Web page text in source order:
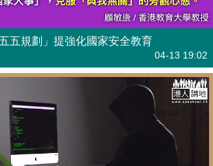
五規劃」提強化國家安全教育
04-13 19:02